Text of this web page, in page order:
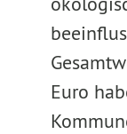
Euro